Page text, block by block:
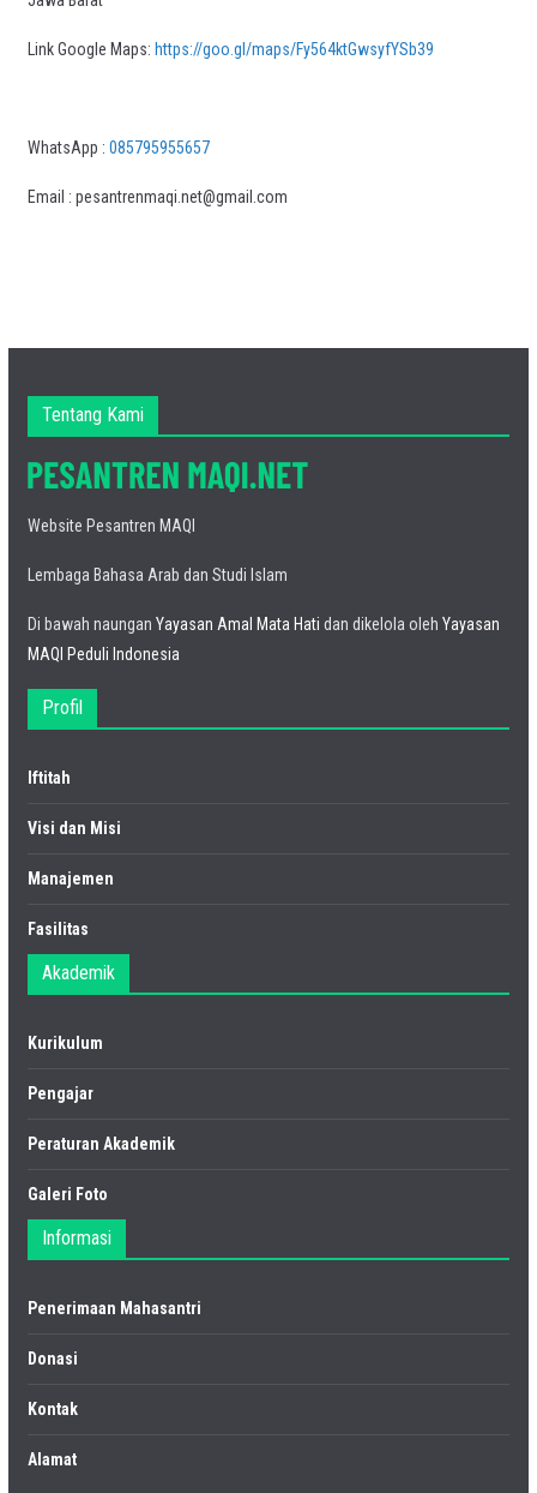
Link Google Maps: https://goo.gl/maps/Fy564ktGwsyfYSb39
WhatsApp : 085795955657
Email : pesantrenmaqi.net@gmail.com
Tentang Kami
Website Pesantren MAQI
Lembaga Bahasa Arab dan Studi Islam
Di bawah naungan Yayasan Amal Mata Hati dan dikelola oleh Yayasan
MAQI Peduli Indonesia
Profil
Iftitah
Visi dan Misi
Manajemen
Fasilitas
Akademik
Kurikulum
Pengajar
Peraturan Akademik
Galeri Foto
Informasi
Penerimaan Mahasantri
Donasi
Kontak
Alamat